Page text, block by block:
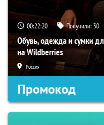
00:22:19 Получили: 30
Обувь, одежда и сумки
на Wildberries
Россия
Промокод